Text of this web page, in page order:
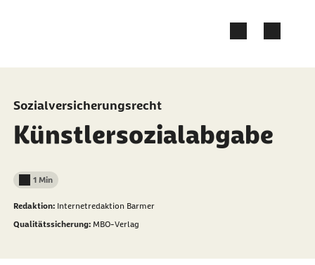
Sozialversicherungsrecht
Künstlersozialabgabe
Lesedauer weniger als
1 Min
Redaktion: Internetredaktion Barmer
Qualitätssicherung: MBO-Verlag